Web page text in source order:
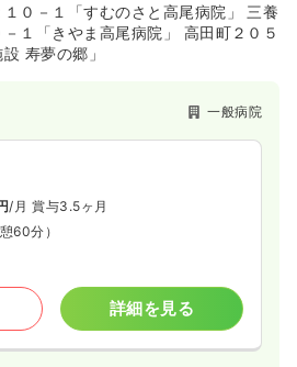
０－１「すむのさと高尾病院」 三養
１「きやま高尾病院」 高田町２０５
寿夢の郷」
一般病院
/月 賞与3.5ヶ月
憩60分）
詳細を見る